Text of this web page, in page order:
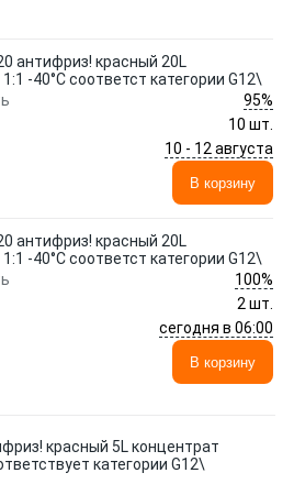
антифриз! красный 20L
-40°C соответст категории G12\
95%
10 шт.
10 - 12 августа
В корзину
антифриз! красный 20L
-40°C соответст категории G12\
100%
2 шт.
сегодня в 06:00
В корзину
красный 5L концентрат
категории G12\